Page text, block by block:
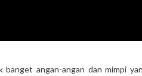
banget angan-angan dan mimpi